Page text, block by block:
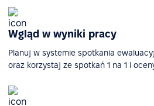
Wgląd w wyniki pracy
Planuj w systemie spotkania
oraz korzystaj ze spotkań 1 na 1 i